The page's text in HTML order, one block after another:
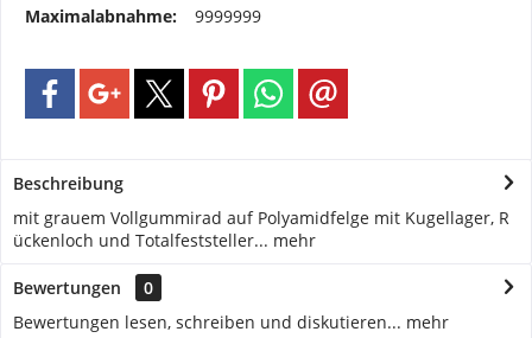
Maximalabnahme:
9999999
Beschreibung
mit grauem Vollgummirad auf Polyamidfelge mit Kugellager, R
ückenloch und Totalfeststeller... mehr
Bewertungen
0
Bewertungen lesen, schreiben und diskutieren... mehr